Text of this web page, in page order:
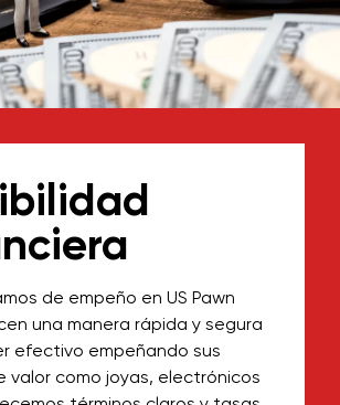
de empeño en US Pawn
una manera rápida y segura
efectivo empeñando sus
valor como joyas, electrónicos